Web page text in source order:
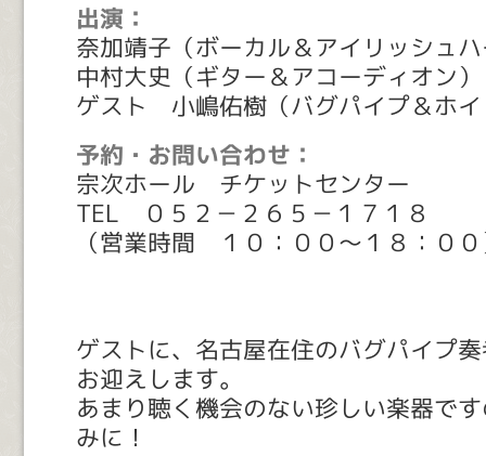
出演：
奈加靖子（ボーカル＆アイリッシュ
中村大史（ギター＆アコーディオン）
ゲスト 小嶋佑樹（バグパイプ＆ホ
予約・お問い合わせ：
宗次ホール チケットセンター
TEL ０５２－２６５－１７１８
（営業時間 １０：００～１８：０
ゲストに、名古屋在住のバグパイプ
お迎えします。
あまり聴く機会のない珍しい楽器で
みに！